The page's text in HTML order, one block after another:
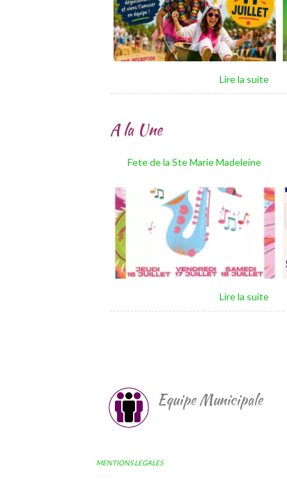
A la Une
Fete de la Ste Marie Madeleine
Equipe Municipale
MENTIONS LEGALES